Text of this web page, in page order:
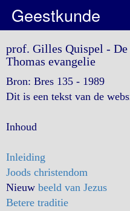
Geestkunde
prof. Gilles Quispel -
Thomas evangelie
Bron: Bres 135 - 1989
Dit is een tekst van de
Inhoud
Inleiding
Joods christendom
Nieuw beeld van Jezus
Betere traditie